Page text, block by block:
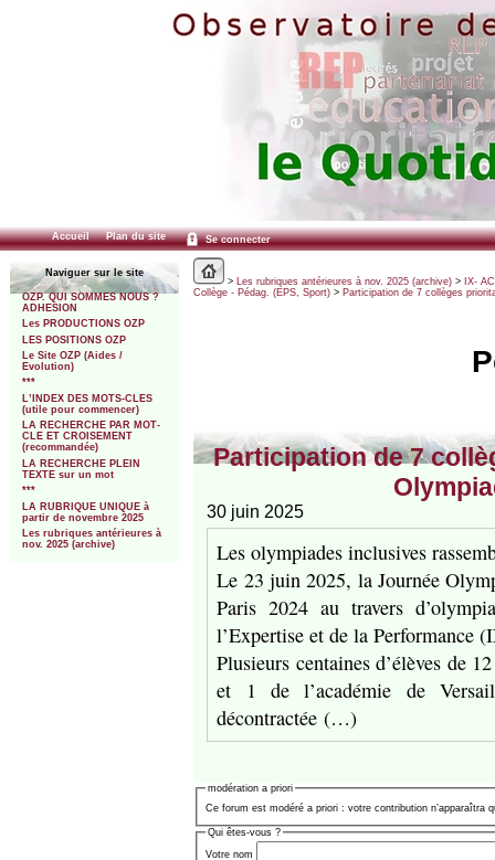
Accueil Plan du site Se connecter
Naviguer sur le site
OZP. QUI SOMMES NOUS ?
ADHESION
Les PRODUCTIONS OZP
LES POSITIONS OZP
Le Site OZP (Aides /
Evolution)
***
L’INDEX DES MOTS-CLES
(utile pour commencer)
LA RECHERCHE PAR MOT-
CLE ET CROISEMENT
(recommandée)
LA RECHERCHE PLEIN
TEXTE sur un mot
***
LA RUBRIQUE UNIQUE à
partir de novembre 2025
Les rubriques antérieures à
nov. 2025 (archive)
> Les rubriques antérieures à nov. 2025 (archive)> IX-
Collège - Pédag. (EPS, Sport)> Participation de 7 collèges
Participation de 7
30 juin 2025
Les olympiades inclusives
Le 23 juin 2025, la Journée
Paris 2024 au travers
l’Expertise et de la Performance
Plusieurs centaines d’élèves de
et 1 de l’académie de
décontractée (…)
modération a priori
Ce forum est modéré a priori : votre contribution n’apparaîtra
Qui êtes-vous ?
Votre nom